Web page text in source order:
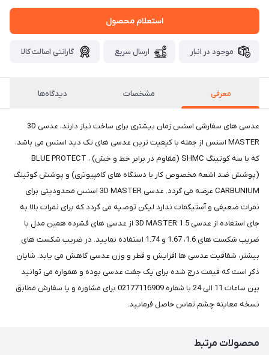
استعلام محصول
موجود در انبار ارسال سریع گارانتی اصالت کالا
معرفی مشخصات دیدگاه‌ها
عدسی های سفارشی اسنس زمان بیشتری برای ساخت نیاز دارند، عدسی 3D
MASTER اسنس از جمله با کیفیت ترین عدسی های تک دید اسنس می باشد،
که با سه کوتینگ SHMC (مقاوم در برابر خط و خش) ، BLUE PROTECT
(پوشش ضد اشعه مخصوص کار با دستگاه های کامپیوتری) و پوشش کوتینگ
CARBUNIUM عرضه می گردد. عدسی 3D MASTER اسنس محدودیتی برای
نمرات ضعیفی و آستیگمات ندارد لیکن توصیه می گردد که برای نمرات بالا به
جای استفاده از عدسی 3D MASTER 1.5 از عدسی های فشرده همین مدل با
ضریب شکست های 1.6، 1.67 و 1.74 استفاده نمایید. در ضریب شکست های
بیشتر، شفافیت عدسی ها افزایش و قطر و وزن عدسی کاهش می یابد. شایان
ذکر است که قیمت درج شده برای یک جفت عدسی بوده و همواره می توانید
بین ساعات 11 الی 24 با شماره 02177116909 برای مشاوره و یا سفارش مطابق
نسخه معاینه چشم تماس حاصل فرمایید.
محصولات مرتبط